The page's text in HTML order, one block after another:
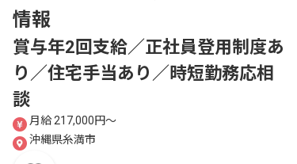
情報
賞与年2回支給／正社員登用制度あ
り／住宅手当あり／時短勤務応相
談
月給 217,000円〜
沖縄県糸満市